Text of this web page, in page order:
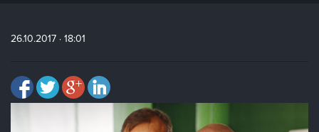
26.10.2017 · 18:01